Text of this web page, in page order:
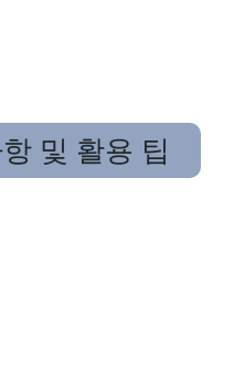
및 활용 팁